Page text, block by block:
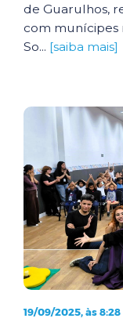
de Guarulhos,
com munícipes
So... [saiba mais]
19/09/2025, às 8:28